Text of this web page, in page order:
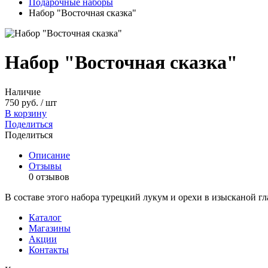
Подарочные наборы
Набор "Восточная сказка"
Набор "Восточная сказка"
Наличие
750 руб. / шт
В корзину
Поделиться
Поделиться
Описание
Отзывы
0 отзывов
В составе этого набора турецкий лукум и орехи в изысканой
Каталог
Магазины
Акции
Контакты